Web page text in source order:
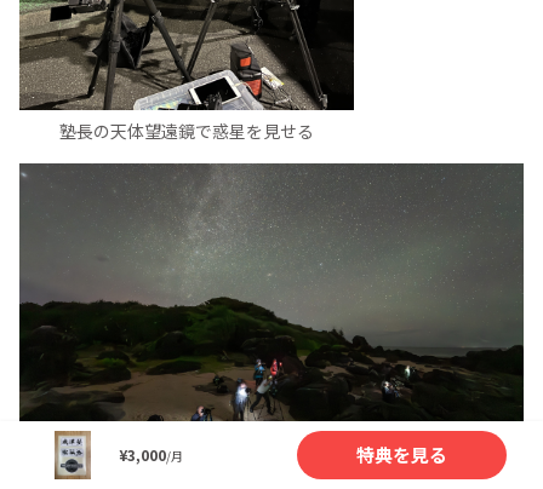
¥3,000/月 特典を見る
塾長の天体望遠鏡で惑星を見せる